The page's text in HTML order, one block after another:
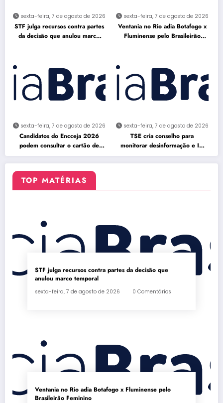
sexta-feira, 7 de agosto de 2026
STF julga recursos contra partes
da decisão que anulou marco
sexta-feira, 7 de agosto de 2026
Ventania no Rio adia Botafogo x
Fluminense pelo Brasileirão
sexta-feira, 7 de agosto de 2026
Candidatos do Encceja 2026
podem consultar o cartão de
inscrição
sexta-feira, 7 de agosto de 2026
TSE cria conselho para
monitorar desinformação e IA
nas eleições
TOP MATÉRIAS
STF julga recursos contra partes da decisão que
anulou marco temporal
sexta-feira, 7 de agosto de 2026 0 Comentários
Ventania no Rio adia Botafogo x Fluminense pelo
Brasileirão Feminino